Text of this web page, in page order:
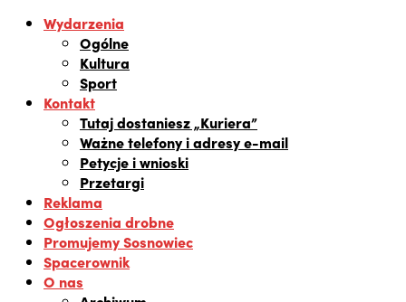
Wydarzenia
Ogólne
Kultura
Sport
Kontakt
Tutaj dostaniesz „Kuriera”
Ważne telefony i adresy e-mail
Petycje i wnioski
Przetargi
Reklama
Ogłoszenia drobne
Promujemy Sosnowiec
Spacerownik
O nas